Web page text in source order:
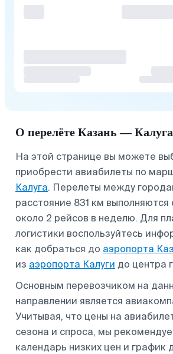
О перелёте Казань — Калуга
На этой странице вы можете
приобрести авиабилеты по
Калуга. Перелеты между
расстояние 831 км выполняются
около 2 рейсов в неделю. Для
логистики воспользуйтесь
как добраться до аэропорта
из аэропорта Калуги до центра
Основным перевозчиком на
направлении является
Учитывая, что цены на
сезона и спроса, мы
календарь низких цен и график